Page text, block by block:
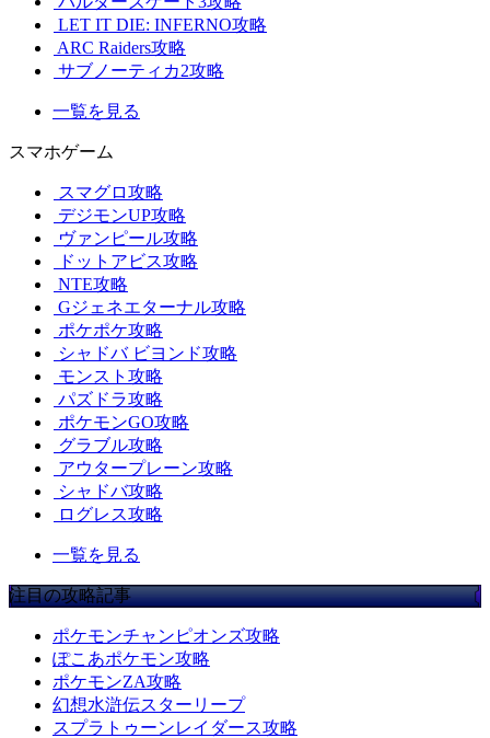
LET IT DIE: INFERNO攻略
ARC Raiders攻略
サブノーティカ2攻略
一覧を見る
スマホゲーム
スマグロ攻略
デジモンUP攻略
ヴァンピール攻略
ドットアビス攻略
NTE攻略
Gジェネエターナル攻略
ポケポケ攻略
シャドバ ビヨンド攻略
モンスト攻略
パズドラ攻略
ポケモンGO攻略
グラブル攻略
アウタープレーン攻略
シャドバ攻略
ログレス攻略
一覧を見る
注目の攻略記事
ポケモンチャンピオンズ攻略
ぽこあポケモン攻略
ポケモンZA攻略
幻想水滸伝スターリープ
スプラトゥーンレイダース攻略